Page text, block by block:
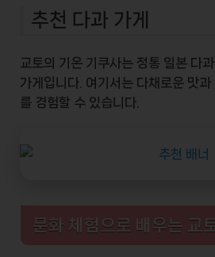
추천 다과 가게
교토의 기온 기쿠사는 정통 일본 다
가게입니다. 여기서는 다채로운 맛
를 경험할 수 있습니다.
문화 체험으로 배우는 교